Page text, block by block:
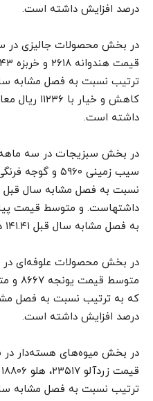
درصد افزایش داشته است.
داشته است.
به فصل مشابه سال قبل ۱۴۱.۴۱ درصد افزایش داشته است.
درصد افزایش داشته است.